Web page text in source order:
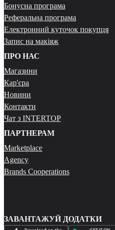
Бонусна програма
Реферальна програма
Електронний куточок покупця
Запис на макіяж
ПРО НАС
Магазини
Кар'єра
Новини
Контакти
Чат з INTERTOP
ПАРТНЕРАМ
Marketplace
Agency
Brands Cooperations
ЗАВАНТАЖУЙ ДОДАТКИ